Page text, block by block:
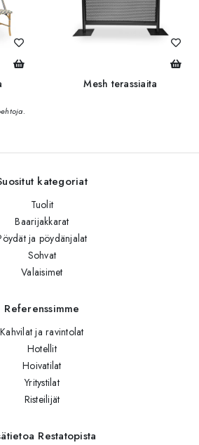
Mesh terassiaita
kategoriat
Tuolit
Baarijakkarat
ja pöydänjalat
Sohvat
Valaisimet
Referenssimme
Kahvilat ja ravintolat
Hotellit
Hoivatilat
Yritystilat
Risteilijät
Restatopista